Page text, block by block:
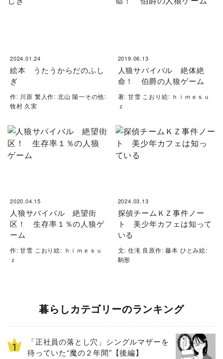
2024.01.24
絵本 うたうからだのふし
ぎ
作: 川原 繁人作: 北山 陽一その他:
牧村 久実
2019.06.13
人狼サバイバル 絶体絶
命！ 伯爵の人狼ゲーム
著: 甘雪 こおり絵: ｈｉｍｅｓｕ
ｚ
2020.04.15
人狼サバイバル 絶望街
区！ 生存率１％の人狼ゲ
ーム
作: 甘雪 こおり絵: ｈｉｍｅｓｕ
ｚ
2024.03.13
探偵チームＫＺ事件ノー
ト 美少年カフェは知って
いる
文: 住滝 良原作: 藤本 ひとみ絵:
駒形
暮らしカテゴリーのランキング
「正社員の落とし穴」シングルマザーを
待っていた“魔の２年間”【後編】